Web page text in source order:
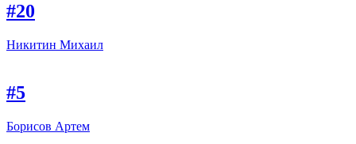
#20
Никитин Михаил
#5
Борисов Артем